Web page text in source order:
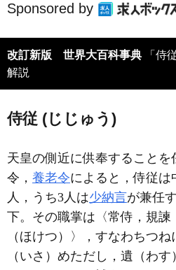
Sponsored by
改訂新版 世界大百科事典
解説
侍従 (じじゅう)
天皇の側近に供奉することを
令， 養老令によると，侍従は
人，うち3人は少納言が兼任
下。その職掌は〈常侍，規諫
（ほけつ）〉，すなわちつ
（いさ）めただし，遺（わ